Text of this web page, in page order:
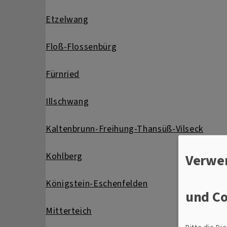
Etzelwang
Floß-Flossenbürg
Fürnried
Illschwang
Kaltenbrunn-Freihung-Thansüß-Vilseck
Kohlberg
Königstein-Eschenfelden
Mitterteich
und